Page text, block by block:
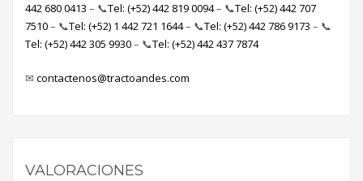
442 680 0413 – 📞Tel: (+52) 442 819 0094– 📞Tel: (+52) 442 707
7510– 📞Tel: (+52) 1 442 721 1644– 📞Tel: (+52) 442 786 9173 – 📞
Tel: (+52) 442 305 9930– 📞Tel: (+52) 442 437 7874
✉ contactenos@tractoandes.com
VALORACIONES